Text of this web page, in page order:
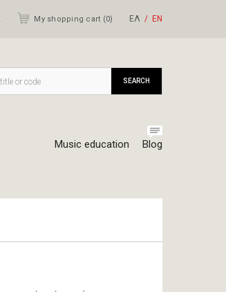
My shopping cart (0) ΕΛ ΕΝ
Music education Blog
SEARCH